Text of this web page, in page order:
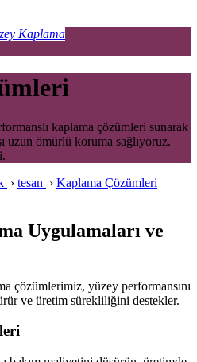
Kaplama
kaplama çözümleri sunarak
uzun ömürlü koruma sağlıyoruz.
› tesan › Kaplama Çözümleri
Uygulamaları ve
çözümlerimiz, yüzey performansını
ve üretim sürekliliğini destekler.